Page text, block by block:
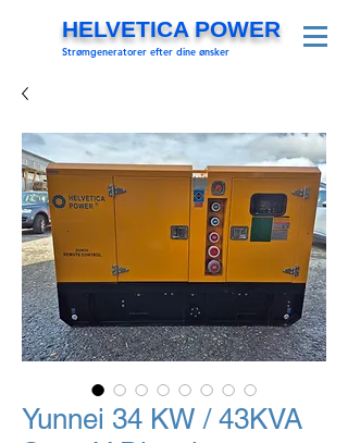
Strømgeneratorer efter dine ønsker
HELVETICA POWER
Yunnei 34 KW / 43KVA